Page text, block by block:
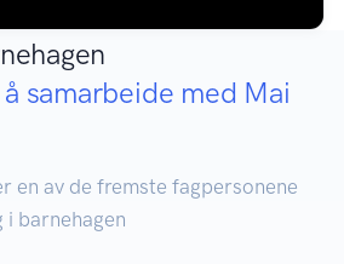
samarbeide med Mai
en av de fremste fagpersonene
barnehagen